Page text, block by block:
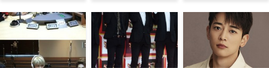
評？